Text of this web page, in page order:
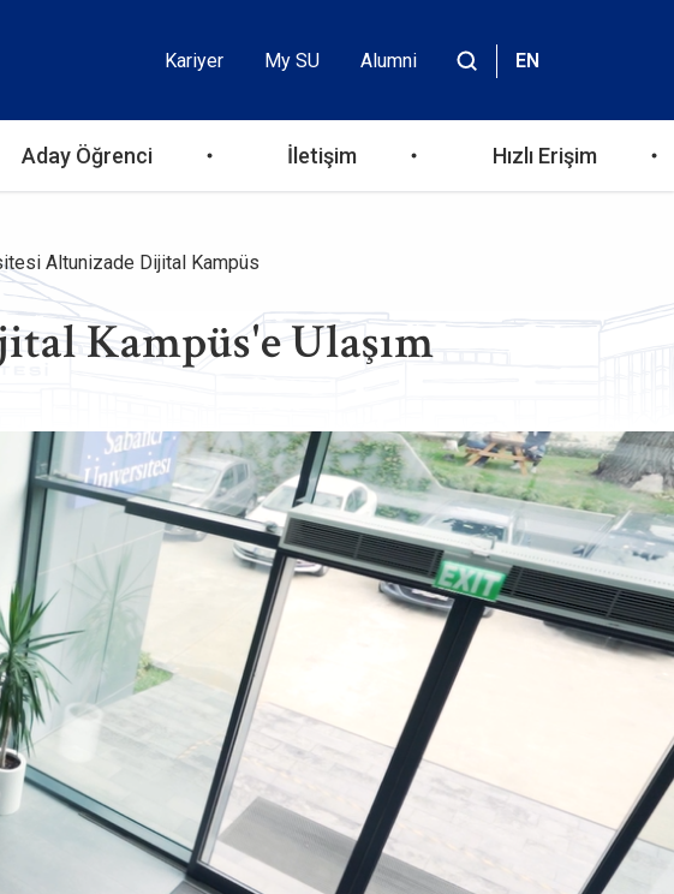
Header
Top
Kariyer My SU
Alumni
EN
Aday Öğrenci İletişim Hızlı Erişim
Altunizade Dijital Kampüs
Kampüs'e Ulaşım